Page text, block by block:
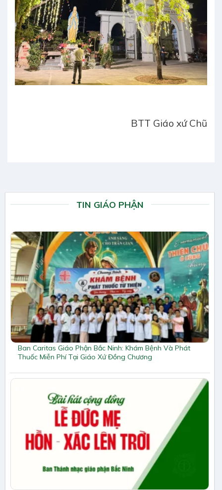
BTT Giáo xứ Chũ
TIN GIÁO PHẬN
Ban Caritas Giáo Phận Bắc Ninh: Khám Bệnh Và Phát
Thuốc Miễn Phí Tại Giáo Xứ Đồng Chương